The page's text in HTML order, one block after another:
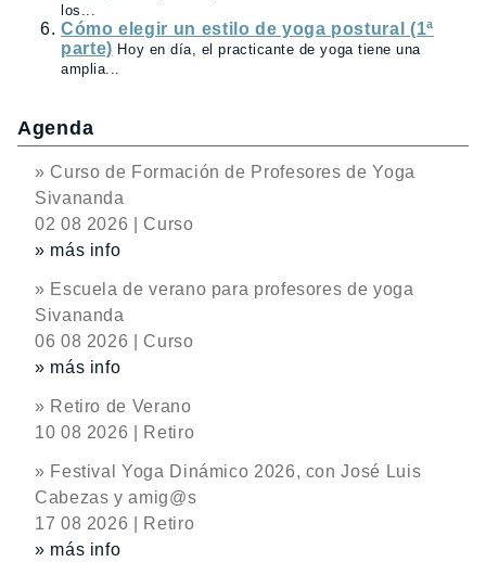
los...
Cómo elegir un estilo de yoga postural (1ª
parte) Hoy en día, el practicante de yoga tiene una
amplia...
Agenda
» Curso de Formación de Profesores de Yoga
Sivananda
02 08 2026 | Curso
» más info
» Escuela de verano para profesores de yoga
Sivananda
06 08 2026 | Curso
» más info
» Retiro de Verano
10 08 2026 | Retiro
» Festival Yoga Dinámico 2026, con José Luis
Cabezas y amig@s
17 08 2026 | Retiro
» más info